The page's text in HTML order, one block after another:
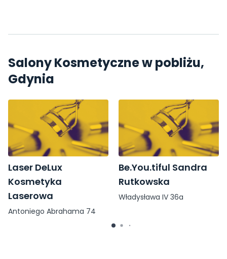
Salony Kosmetyczne w pobliżu,
Gdynia
Laser DeLux
Kosmetyka
Laserowa
Antoniego Abrahama 74
Be.You.tiful Sandra
Rutkowska
Władysława IV 36a